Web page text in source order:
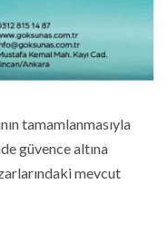
tamamlanmasıyla
güvence altına
mevcut